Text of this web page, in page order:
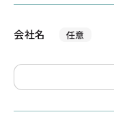
会社名 任意